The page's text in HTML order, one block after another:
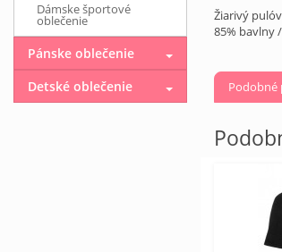
Žiarivý
85% bavlny
Dámske športové
oblečenie
Pánske oblečenie
Detské oblečenie